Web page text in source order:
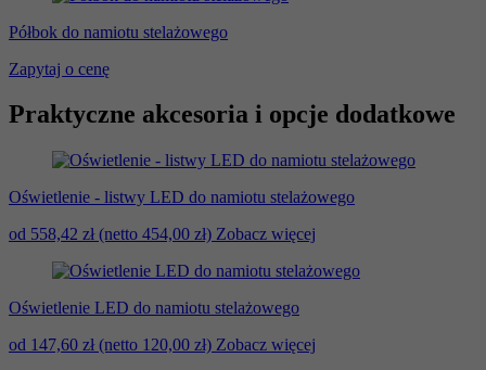
Półbok do namiotu stelażowego
Zapytaj o cenę
Praktyczne akcesoria i opcje dodatkowe
Oświetlenie - listwy LED do namiotu stelażowego
od 558,42 zł(netto 454,00 zł) Zobacz więcej
Oświetlenie LED do namiotu stelażowego
od 147,60 zł(netto 120,00 zł) Zobacz więcej